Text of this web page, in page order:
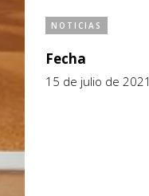
NOTICIAS
Fecha
15 de julio de 2021